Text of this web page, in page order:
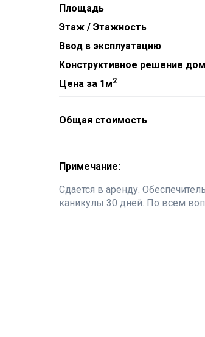
Площадь
Этаж / Этажность
Ввод в эксплуатацию
Конструктивное решение
Цена за 1м2
Общая стоимость
Примечание:
Сдается в аренду.
каникулы 30 дней. По всем